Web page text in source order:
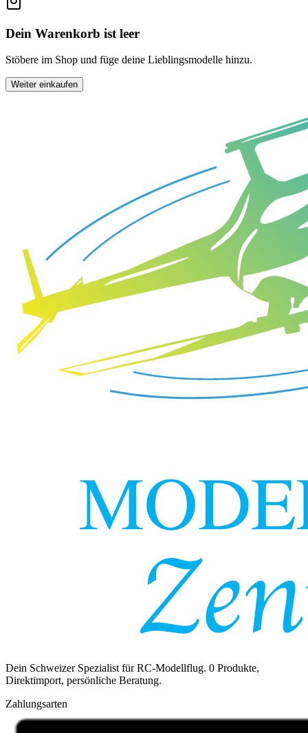
Dein Warenkorb ist leer
Stöbere im Shop und füge deine Lieblingsmodelle hinzu.
Weiter einkaufen
Dein Schweizer Spezialist für RC-Modellflug. 0 Produkte,
Direktimport, persönliche Beratung.
Zahlungsarten